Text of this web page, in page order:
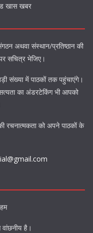
खास खबर
अथवा संस्थान/प्रतिष्ठान की
सचित्र भेजिए।
संख्या में पाठकों तक पहुंचाएंगे।
का अंडरटेकिंग भी आपको
रचनात्मकता को अपने पाठकों के
वांछनीय है।